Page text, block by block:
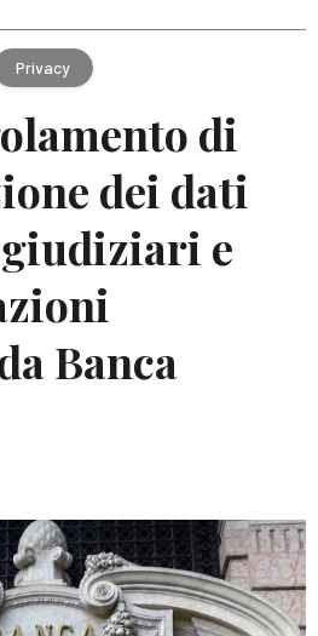
Privacy
di
dei dati
e
Banca